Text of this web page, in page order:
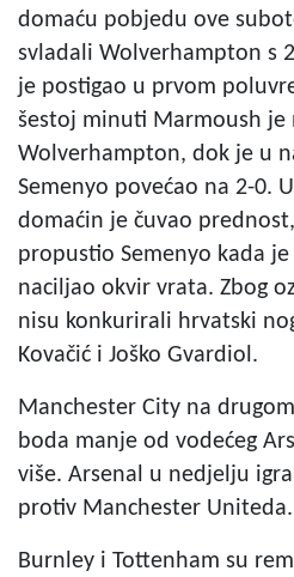
domaću pobjedu ove
svladali Wolverhampton s
je postigao u prvom
šestoj minuti Marmoush je
Wolverhampton, dok je u
Semenyo povećao na 2-0.
domaćin je čuvao
propustio Semenyo kada
naciljao okvir vrata. Zbog
nisu konkurirali hrvatski
Kovačić i Joško Gvardiol.
Manchester City na
boda manje od vodećeg
više. Arsenal u nedjelju
protiv Manchester Uniteda.
Burnley i Tottenham su